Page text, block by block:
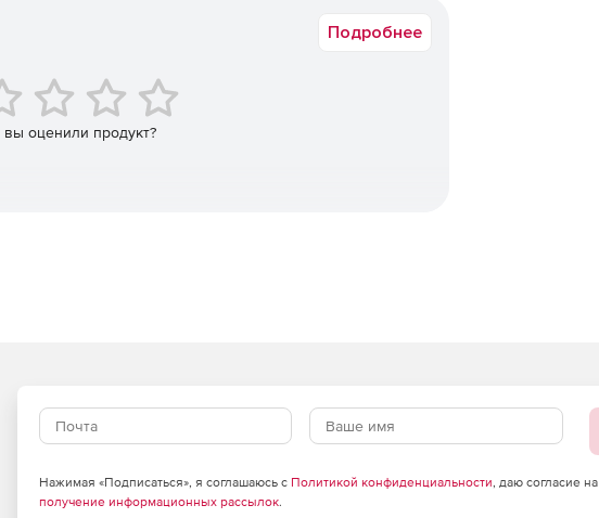
Система обеспечивает защиту от червей, вирусов,
экран функционирует на основе правил, защита
уязвимости (GE) защищают от несанкционированной
атак.
Подробнее
вы оценили продукт?
Нажимая «Подписаться», я соглашаюсь с Политикой конфиденциальности, даю согласие на
получение информационных рассылок.